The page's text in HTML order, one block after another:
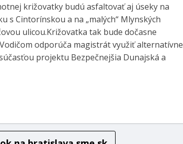
križovatky budú asfaltovať aj úseky na
s Cintorínskou a na „malých“ Mlynských
ulicou.Križovatka tak bude dočasne
odporúča magistrát využiť alternatívne
projektu Bezpečnejšia Dunajská a